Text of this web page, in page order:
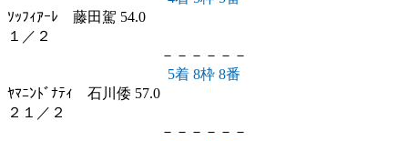
ｿｯﾌｨｱｰﾚ 藤田駕 54.0
１／２
－－－－－－
5着 8枠 8番
ﾔﾏﾆﾝﾄﾞﾅﾃｨ 石川倭 57.0
２１／２
－－－－－－